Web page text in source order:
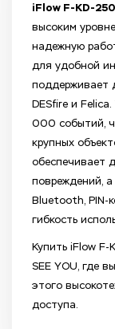
iFlow F-KD-
высоким
надежную
для удобной
поддерживает
DESfire и
000 событий,
крупных
обеспечивает
повреждений,
Bluetooth, PIN-
гибкость
Купить iFlow F-
SEE YOU, где
этого
доступа.